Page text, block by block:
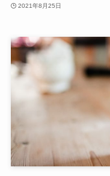
2021年8月25日